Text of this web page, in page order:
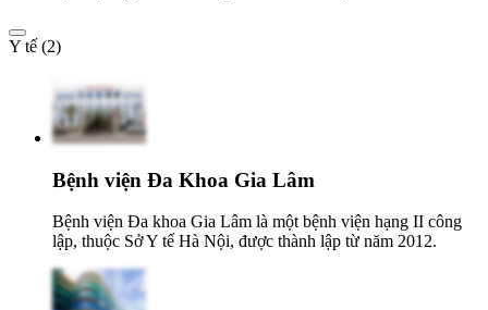
Y tế (2)
Bệnh viện Đa Khoa Gia Lâm
Bệnh viện Đa khoa Gia Lâm là một bệnh viện hạng II công
lập, thuộc Sở Y tế Hà Nội, được thành lập từ năm 2012.